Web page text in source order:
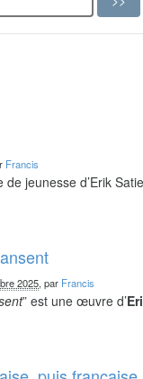
Francis
jeunesse d’Erik
2025, par Francis
” est une œuvre d’